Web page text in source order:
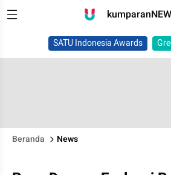
SATU Indonesia Awards
Beranda News